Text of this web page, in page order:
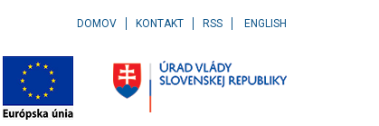
DOMOV KONTAKT RSS ENGLISH